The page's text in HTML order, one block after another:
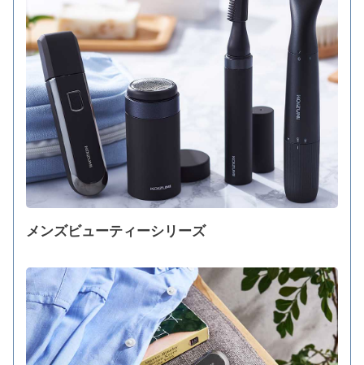
メンズビューティーシリーズ